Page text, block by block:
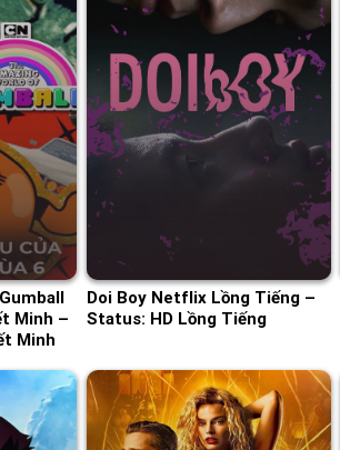
Minh –
Minh
Doi Boy Netflix Lồng Tiếng –
Status: HD Lồng Tiếng